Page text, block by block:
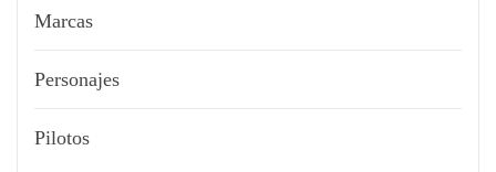
Marcas
Personajes
Pilotos